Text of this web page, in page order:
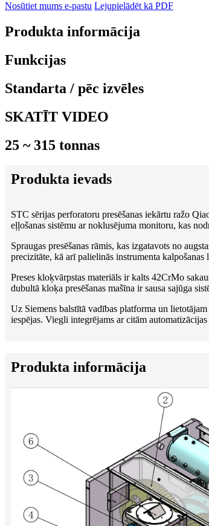
Nosūtiet mums e-pastu Lejupielādēt kā PDF
Produkta informācija
Funkcijas
Standarta / pēc izvēles
SKATĪT VIDEO
25 ~ 315 tonnas
Produkta ievads
STC sērijas perforatoru presēšanas iekārtu ražo
eļļošanas sistēmu ar noklusējuma monitoru, kas
Spraugas presēšanas rāmis, kas izgatavots no
precizitāte, kā arī palielinās instrumenta kalpošanas
Preses kloķvārpstas materiāls ir kalts 42CrMo
dubultā kloķa presēšanas mašīna ir sausa sajūga
Uz Siemens balstītā vadības platforma un
iespējas. Viegli integrējams ar citām
Produkta informācija